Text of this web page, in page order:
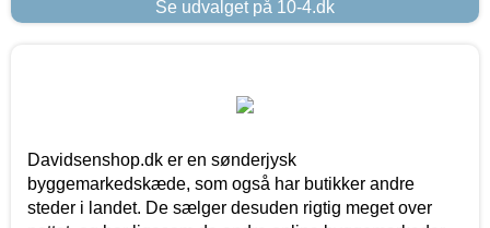
Se udvalget på 10-4.dk
Davidsenshop.dk er en sønderjysk
byggemarkedskæde, som også har butikker andre
steder i landet. De sælger desuden rigtig meget over